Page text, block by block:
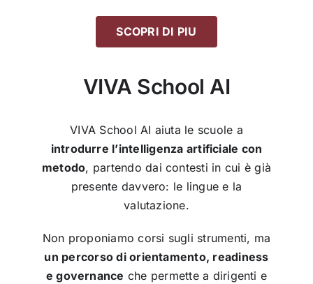
SCOPRI DI PIU
VIVA School AI
VIVA School AI aiuta le scuole a
introdurre l’intelligenza artificiale con
metodo, partendo dai contesti in cui è già
presente davvero: le lingue e la
valutazione.
Non proponiamo corsi sugli strumenti, ma
un percorso di orientamento, readiness
e governance che permette a dirigenti e